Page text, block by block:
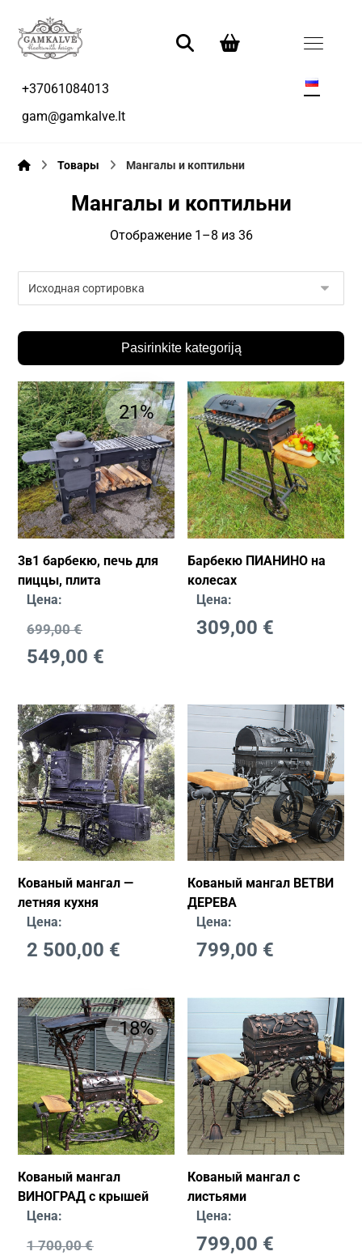
+37061084013
gam@gamkalve.lt
Товары Mангалы и коптильни
Mангалы и коптильни
Отображение 1–8 из 36
Pasirinkite kategoriją
3в1 барбекю, печь для
пиццы, плита
Цена:
699,00€
549,00 €
21%
Барбекю ПИАНИНО на
колесах
Цена:
309,00 €
Кованый мангал —
летняя кухня
Цена:
2 500,00 €
Кованый мангал ВЕТВИ
ДЕРЕВА
Цена:
799,00 €
Кованый мангал
ВИНОГРАД с крышей
Цена:
1 700,00€
18%
Кованый мангал с
листьями
Цена:
799,00 €